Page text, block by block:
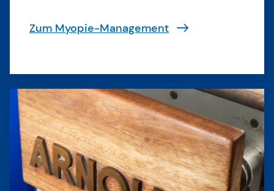
Zum Myopie-Management